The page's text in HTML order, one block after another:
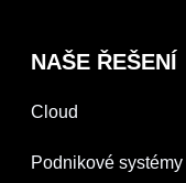
NAŠE ŘEŠENÍ
Cloud
Podnikové systémy